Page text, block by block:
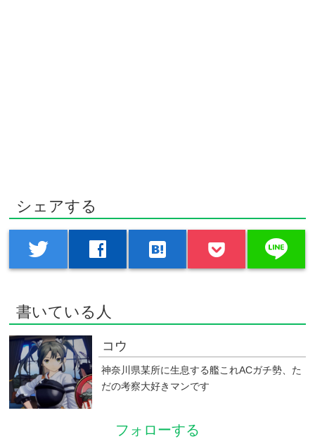
シェアする
twitter facebook hatenabookmark line
書いている人
コウ
神奈川県某所に生息する艦これACガチ勢、た
だの考察大好きマンです
フォローする